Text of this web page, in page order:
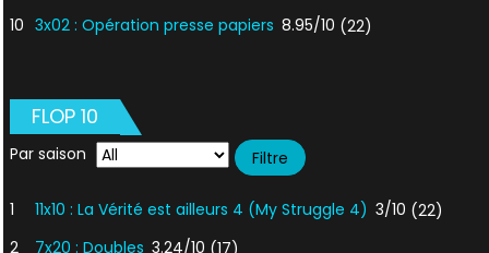
10 3x02 : Opération presse papiers 8.95/10 (22)
FLOP 10
Par saison
1 11x10 : La Vérité est ailleurs 4 (My Struggle 4) 3/10 (22)
2
7x20 : Doubles 3.24/10 (17)